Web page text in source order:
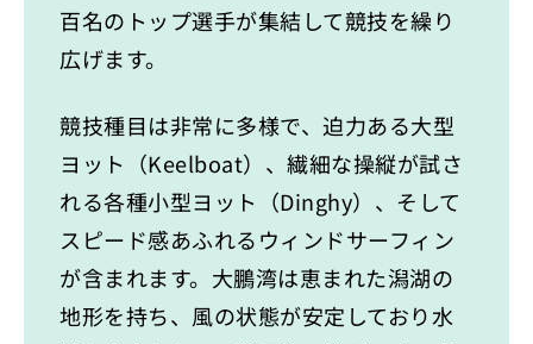
百名のトップ選手が集結して競技を繰り
広げます。
競技種目は非常に多様で、迫力ある大型
ヨット（Keelboat）、繊細な操縦が試さ
れる各種小型ヨット（Dinghy）、そして
スピード感あふれるウィンドサーフィン
が含まれます。大鵬湾は恵まれた潟湖の
地形を持ち、風の状態が安定しており水